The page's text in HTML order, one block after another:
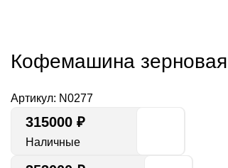
Кофемашина
Артикул: N0277
315000 ₽
Наличные